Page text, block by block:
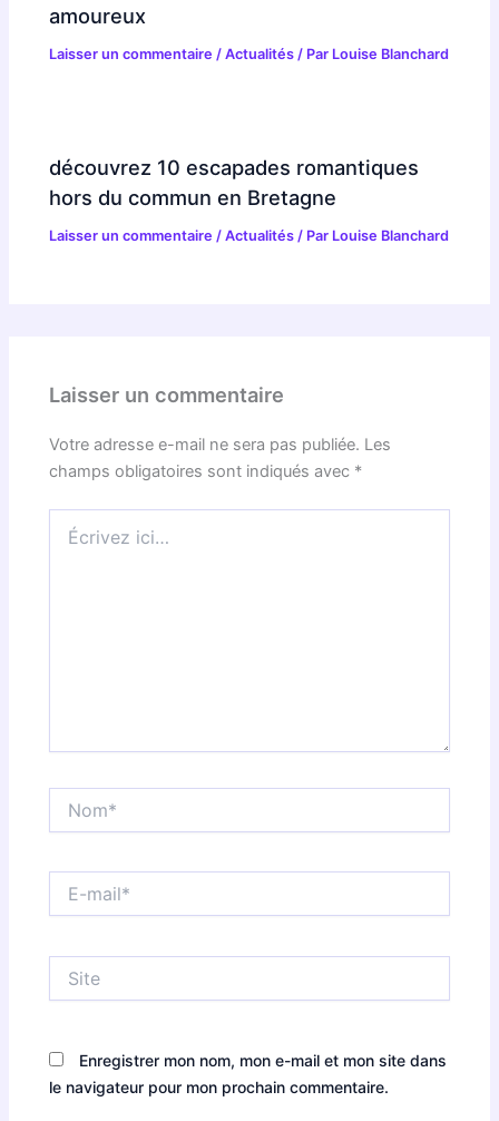
amoureux
Laisser un commentaire /Actualités / Par Louise Blanchard
découvrez 10 escapades romantiques
hors du commun en Bretagne
Laisser un commentaire /Actualités / Par Louise Blanchard
Laisser un commentaire
Votre adresse e-mail ne sera pas publiée. Les
champs obligatoires sont indiqués avec *
ici…
mail*
Enregistrer mon nom, mon e-mail et mon site dans
le navigateur pour mon prochain commentaire.